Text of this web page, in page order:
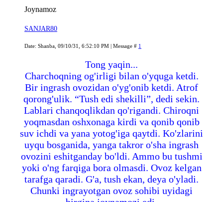
Joynamoz
SANJAR80
Date: Shanba, 09/10/31, 6:52:10 PM | Message # 1
Tong yaqin...
Charchoqning og'irligi bilan o'yquga ketdi.
Bir ingrash ovozidan o'yg'onib ketdi. Atrof
qorong'ulik. “Tush edi shekilli”, dedi sekin.
Lablari chanqoqlikdan qo'rigandi. Chiroqni
yoqmasdan oshxonaga kirdi va qonib qonib
suv ichdi va yana yotog'iga qaytdi. Ko'zlarini
uyqu bosganida, yanga takror o'sha ingrash
ovozini eshitganday bo'ldi. Ammo bu tushmi
yoki o'ng farqiga bora olmasdi. Ovoz kelgan
tarafga qaradi. G'a, tush ekan, deya o'yladi.
Chunki ingrayotgan ovoz sohibi uyidagi